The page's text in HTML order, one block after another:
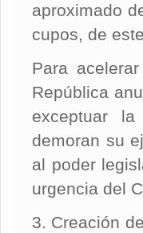
aproximado
cupos, de
Para
República
exceptuar
demoran su
al poder
urgencia del
3. Creación